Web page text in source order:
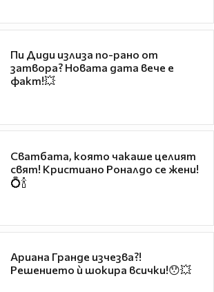
Пи Диди излиза по-рано от
затвора? Новата дата вече е
факт!💥
Сватбата, която чакаше целият
свят! Кристиано Роналдо се жени!
💍🍾
Ариана Гранде изчезва?!
Решението ѝ шокира всички!😯💥